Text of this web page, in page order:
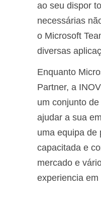
ao seu dispor
necessárias
o Microsoft
diversas
Enquanto
Partner, a
um conjunto
ajudar a sua
uma equipa de
capacitada e
mercado e
experiencia